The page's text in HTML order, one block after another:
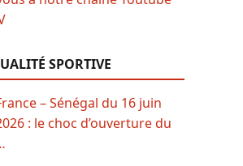
SPORTIVE
– Sénégal du 16 juin
: le choc d’ouverture du